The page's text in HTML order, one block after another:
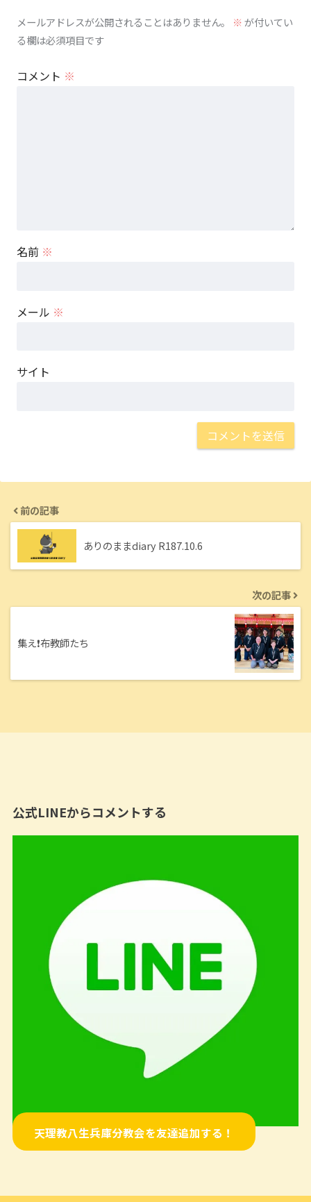
メールアドレスが公開されることはありません。 ※が付いてい
る欄は必須項目です
コメント ※
名前 ※
メール ※
サイト
前の記事
ありのままdiary R187.10.6
次の記事
集え❗️布教師たち
公式LINEからコメントする
天理教八生兵庫分教会を友達追加する！